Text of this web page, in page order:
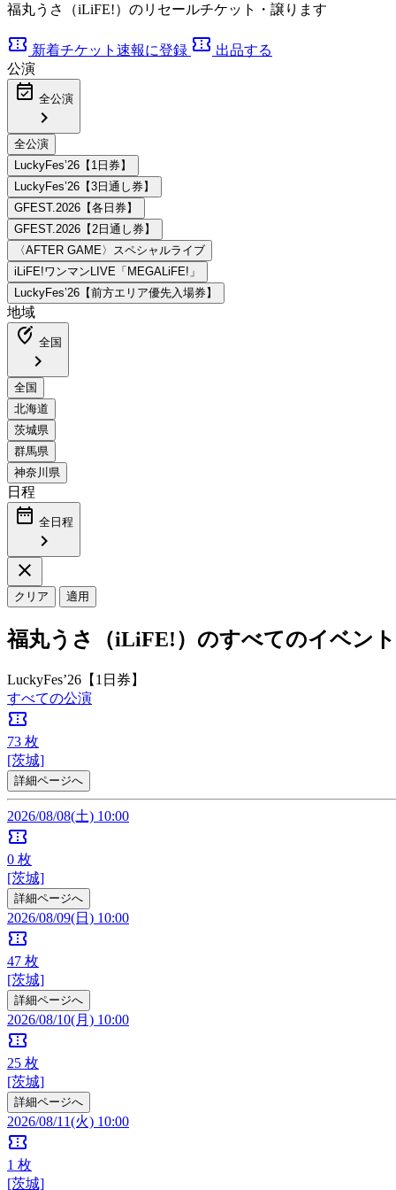
福丸うさ（iLiFE!）のリセールチケット・譲ります
confirmation_number 新着チケット速報に登録 confirmation_number 出品する
公演
event_available 全公演
chevron_right
地域
edit_location_alt 全国
chevron_right
日程
date_range 全日程
chevron_right
close
クリア 適用
福丸うさ（iLiFE!）のすべてのイベント
LuckyFes’26【1日券】
すべての公演
confirmation_number
73 枚
[茨城]
詳細ページへ
2026/08/08(土) 10:00
confirmation_number
0 枚
[茨城]
詳細ページへ
2026/08/09(日) 10:00
confirmation_number
47 枚
[茨城]
詳細ページへ
2026/08/10(月) 10:00
confirmation_number
25 枚
[茨城]
詳細ページへ
2026/08/11(火) 10:00
confirmation_number
1 枚
[茨城]